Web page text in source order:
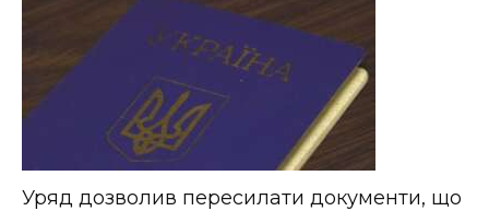
Уряд дозволив пересилати документи, що